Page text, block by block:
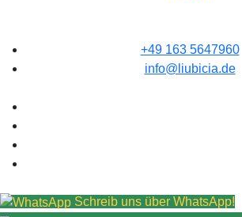
+49 163 5647960
info@liubicia.de
Schreib uns über WhatsApp!